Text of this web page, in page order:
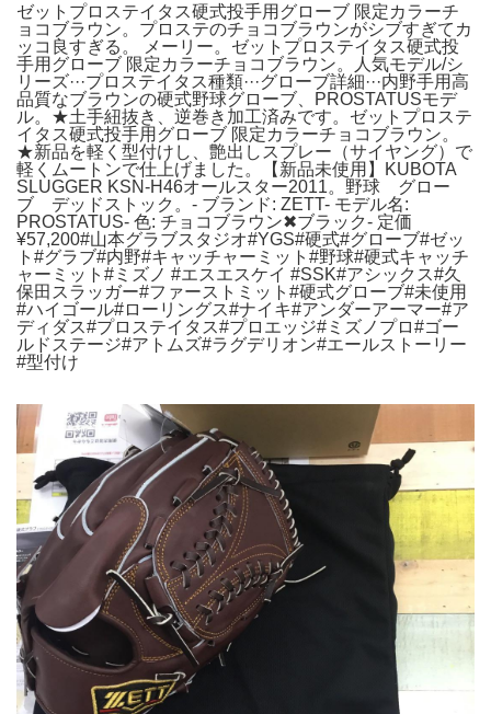
ゼットプロステイタス硬式投手用グローブ 限定カラーチ
ョコブラウン。プロステのチョコブラウンがシブすぎてカ
ッコ良すぎる。 メーリー。ゼットプロステイタス硬式投
手用グローブ 限定カラーチョコブラウン。人気モデル/シ
リーズ···プロステイタス種類···グローブ詳細···内野手用高
品質なブラウンの硬式野球グローブ、PROSTATUSモデ
ル。★土手紐抜き、逆巻き加工済みです。ゼットプロステ
イタス硬式投手用グローブ 限定カラーチョコブラウン。
★新品を軽く型付けし、艶出しスプレー（サイヤング）で
軽くムートンで仕上げました。【新品未使用】KUBOTA
SLUGGER KSN-H46オールスター2011。野球 グロー
ブ デッドストック。- ブランド: ZETT- モデル名:
PROSTATUS- 色: チョコブラウン✖︎ブラック- 定価
¥57,200#山本グラブスタジオ#YGS#硬式#グローブ#ゼッ
ト#グラブ#内野#キャッチャーミット#野球#硬式キャッチ
ャーミット#ミズノ #エスエスケイ #SSK#アシックス#久
保田スラッガー#ファーストミット#硬式グローブ#未使用
#ハイゴール#ローリングス#ナイキ#アンダーアーマー#ア
ディダス#プロステイタス#プロエッジ#ミズノプロ#ゴー
ルドステージ#アトムズ#ラグデリオン#エールストーリー
#型付け